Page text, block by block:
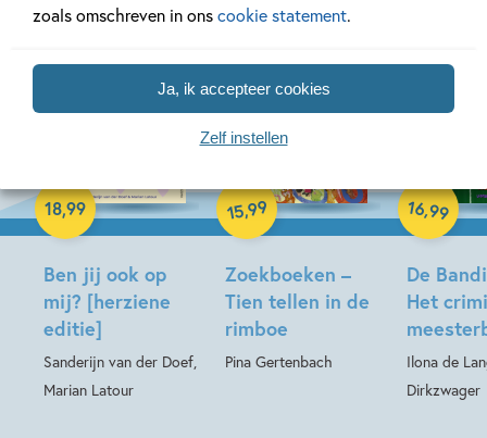
zoals omschreven in onscookie statement.
Ja, ik accepteer cookies
Zelf instellen
Ben jij ook op
mij? [herziene
editie]
Sanderijn van der Doef,
Marian Latour
18,99
Hardcover
12-08-2026
Zoekboeken –
Tien tellen in de
rimboe
Pina Gertenbach
15,99
Hardcover
De
Het
Ilona de
Dirkzwager
16,99
Hardcover